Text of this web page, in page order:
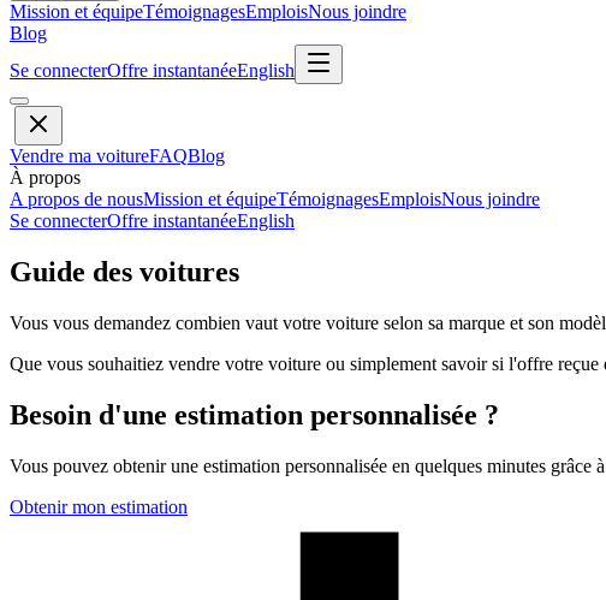
Mission et équipeTémoignagesEmploisNous joindre
Blog
Se connecterOffre instantanéeEnglish
Vendre ma voitureFAQBlog
À propos
A propos de nousMission et équipeTémoignagesEmploisNous joindre
Se connecterOffre instantanéeEnglish
Guide des voitures
Vous vous demandez combien vaut votre voiture selon sa marque et son
Que vous souhaitiez vendre votre voiture ou simplement savoir si l'offre
Besoin d'une estimation personnalisée ?
Vous pouvez obtenir une estimation personnalisée en quelques minutes grâce
Obtenir mon estimation